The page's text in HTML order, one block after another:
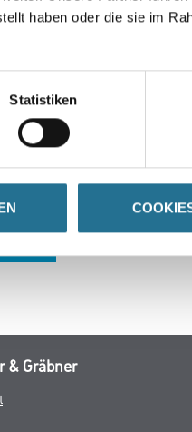
haben oder die sie im
StatistikenIST
Problem so schnell wie
und lassen Sie sich
& Gräbner